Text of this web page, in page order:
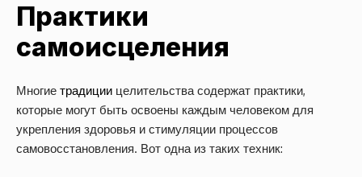
Практики
самоисцеления
Многие традиции целительства содержат практики,
которые могут быть освоены каждым человеком для
укрепления здоровья и стимуляции процессов
самовосстановления. Вот одна из таких техник: